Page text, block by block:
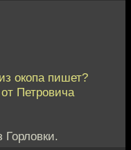
окопа пишет?
Петровича
Горловки.